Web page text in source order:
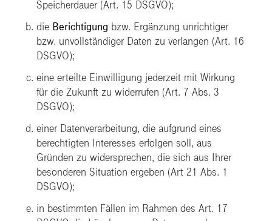
Speicherdauer (Art. 15 DSGVO);
die Berichtigung bzw. Ergänzung unrichtiger
bzw. unvollständiger Daten zu verlangen (Art. 16
DSGVO);
eine erteilte Einwilligung jederzeit mit Wirkung
für die Zukunft zu widerrufen (Art. 7 Abs. 3
DSGVO);
einer Datenverarbeitung, die aufgrund eines
berechtigten Interesses erfolgen soll, aus
Gründen zu widersprechen, die sich aus Ihrer
besonderen Situation ergeben (Art 21 Abs. 1
DSGVO);
in bestimmten Fällen im Rahmen des Art. 17